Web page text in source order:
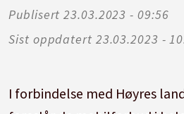
Publisert
23.03.2023 - 09:56
Sist oppdatert
23.03.2023 -
I forbindelse med Høyres